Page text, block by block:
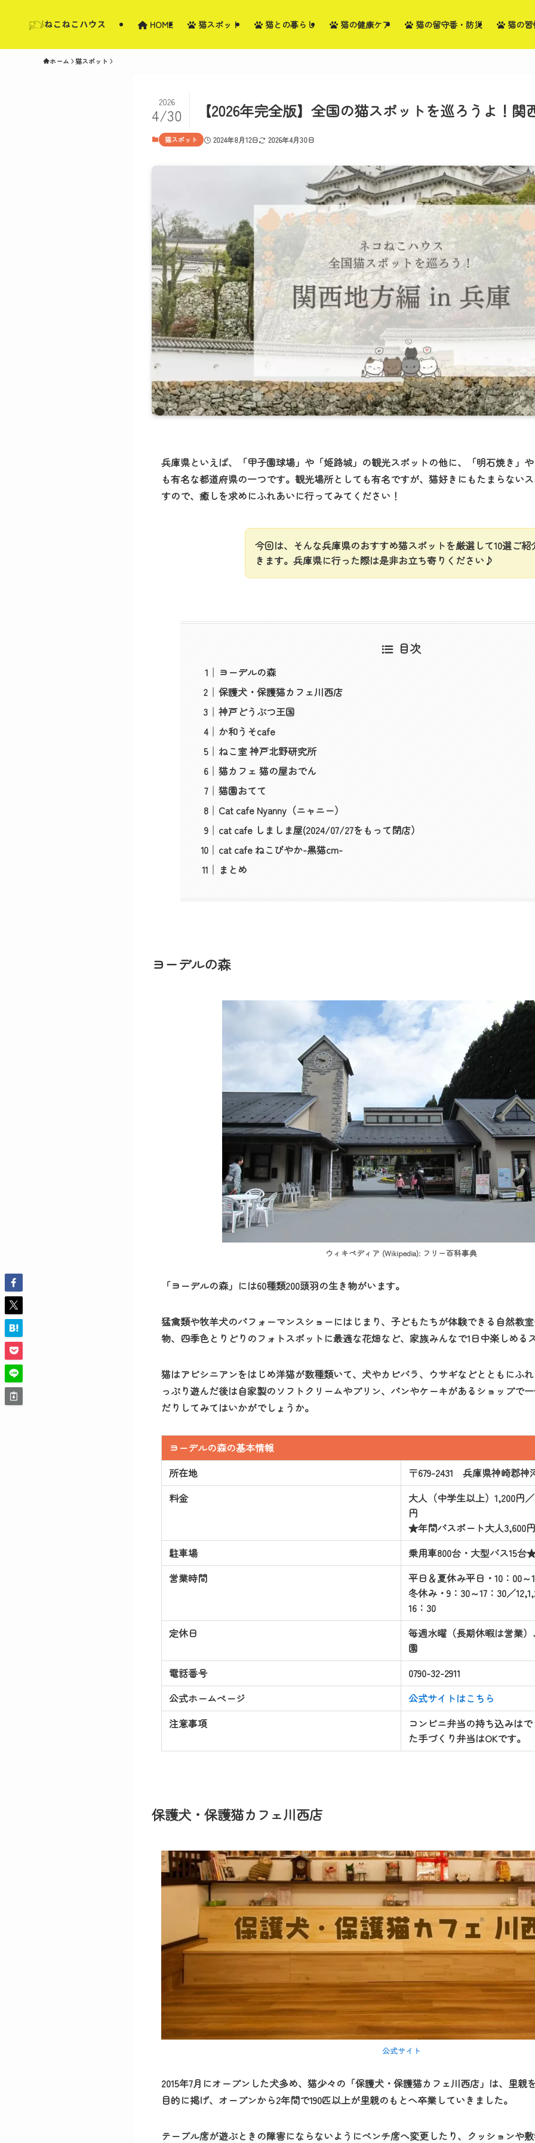
HOME 猫スポット 猫との暮らし 猫の健康ケア 猫の留守番・防災 猫の習
ホーム 猫スポット
【2026年完全版】全国の猫スポットを巡ろうよ！関
2026
4/30
猫スポット 2024年8月12日 2026年4月30日
兵庫県といえば、「甲子園球場」や「姫路城」の観光スポットの他に、「明石焼き」
も有名な都道府県の一つです。観光場所としても有名ですが、猫好きにもたまらない
すので、癒しを求めにふれあいに行ってみてください！
今回は、そんな兵庫県のおすすめ猫スポットを厳選して10選ご紹
きます。兵庫県に行った際は是非お立ち寄りください♪
目次
ヨーデルの森
保護犬・保護猫カフェ川西店
神戸どうぶつ王国
か和うそcafe
ねこ室 神戸北野研究所
猫カフェ 猫の屋おでん
猫園おてて
Cat cafe Nyanny（ニャニー）
cat cafe しましま屋(2024/07/27をもって閉店）
cat cafe ねこびやか-黒猫cm-
まとめ
ヨーデルの森
ウィキペディア (Wikipedia): フリー百科事典
「ヨーデルの森」 には60種類200頭羽の生き物がいます。
猛禽類や牧羊犬のパフォーマンスショーにはじまり、子どもたちが体験できる自然教
物、四季色とりどりのフォトスポットに最適な花畑など、家族みんなで1日中楽しめる
猫はアビシニアンをはじめ洋猫が数種類いて、犬やカピバラ、ウサギなどとともにふ
っぷり遊んだ後は自家製のソフトクリームやプリン、パンやケーキがあるショップで
だりしてみてはいかがでしょうか。
ヨーデルの森の基本情報
所在地
〒679-2431 兵庫県神崎郡神
料金
大人（中学生以上）1,200円
円
★年間パスポート大人3,600
駐車場
乗用車800台・大型バス15台
営業時間
平日＆夏休み平日・10：00～
冬休み・9：30～17：30／
16：30
定休日
毎週水曜（長期休暇は営業
園
電話番号
0790-32-2911
公式ホームページ
公式サイトはこちら
注意事項
コンビニ弁当の持ち込みは
た手づくり弁当はOKです。
保護犬・保護猫カフェ川西店
公式サイト
2015年7月にオープンした犬多め、猫少々の「保護犬・保護猫カフェ川西店」 は、里親
目的に掲げ、オープンから2年間で190匹以上が里親のもとへ卒業していきました。
テーブル席が遊ぶときの障害にならないようにベンチ席へ変更したり、クッションや